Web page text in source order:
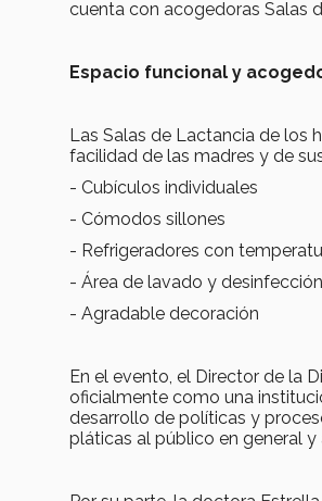
cuenta con acogedoras Salas
Espacio funcional y
Las Salas de Lactancia de los
facilidad de las madres y de
- Cubículos individuales
- Cómodos sillones
- Refrigeradores con
- Área de lavado y
- Agradable decoración
En el evento, el Director de la
oficialmente como una
desarrollo de políticas y
pláticas al público en general y